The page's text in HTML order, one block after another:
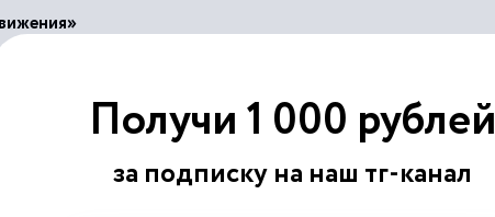
грузов
Получи 1 000 рублей
за подписку на наш тг-канал